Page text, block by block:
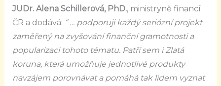
JUDr. Alena Schillerová, PhD., ministryně financí
ČR a dodává: “ … podporuji každý seriózní projekt
zaměřený na zvyšování finanční gramotnosti a
popularizaci tohoto tématu. Patří sem i Zlatá
koruna, která umožňuje jednotlivé produkty
navzájem porovnávat a pomáhá tak lidem vyznat